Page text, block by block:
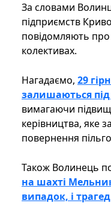
За словами
підприємств
повідомляють про
колективах.
Нагадаємо, 29
залишаються
вимагаючи
керівництва, яке
повернення
Також Волинець
на шахті
випадок, і